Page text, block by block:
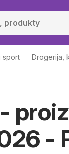
sport Drogerija,
-